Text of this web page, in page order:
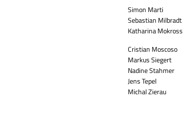
Simon Marti
Sebastian Milbradt
Katharina Mokross
Cristian Moscoso
Markus Siegert
Nadine Stahmer
Jens Tepel
Michal Zierau